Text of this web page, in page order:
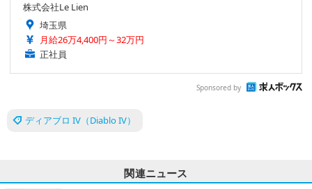
株式会社Le Lien
埼玉県
月給26万4,400円～32万円
正社員
Sponsored by
ディアブロ IV（Diablo IV）
関連ニュース